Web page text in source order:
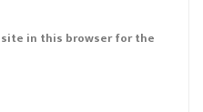
in this browser for the